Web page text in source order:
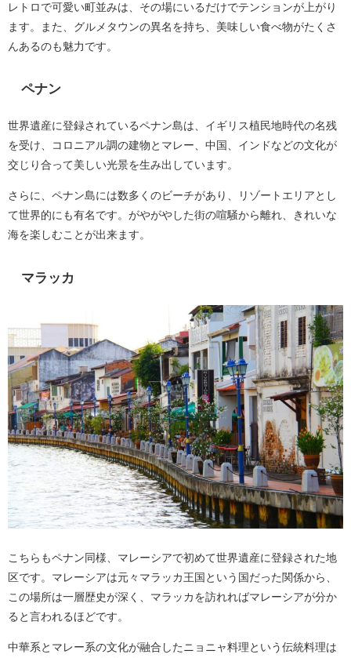
レトロで可愛い町並みは、その場にいるだけでテンションが上がり
ます。また、グルメタウンの異名を持ち、美味しい食べ物がたくさ
んあるのも魅力です。
ペナン
世界遺産に登録されているペナン島は、イギリス植民地時代の名残
を受け、コロニアル調の建物とマレー、中国、インドなどの文化が
交じり合って美しい光景を生み出しています。
さらに、ペナン島には数多くのビーチがあり、リゾートエリアとし
て世界的にも有名です。がやがやした街の喧騒から離れ、きれいな
海を楽しむことが出来ます。
マラッカ
こちらもペナン同様、マレーシアで初めて世界遺産に登録された地
区です。マレーシアは元々マラッカ王国という国だった関係から、
この場所は一層歴史が深く、マラッカを訪れればマレーシアが分か
ると言われるほどです。
中華系とマレー系の文化が融合したニョニャ料理という伝統料理は